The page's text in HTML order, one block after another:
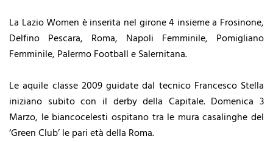
La Lazio Women è inserita nel girone 4 insieme a Frosinone,
Delfino Pescara, Roma, Napoli Femminile, Pomigliano
Femminile, Palermo Football e Salernitana.
Le aquile classe 2009 guidate dal tecnico Francesco Stella
iniziano subito con il derby della Capitale. Domenica 3
Marzo, le biancocelesti ospitano tra le mura casalinghe del
‘Green Club’ le pari età della Roma.